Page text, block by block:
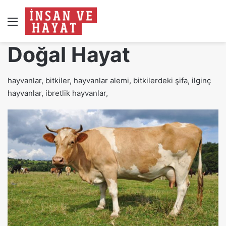
Menü
Doğal Hayat
hayvanlar, bitkiler, hayvanlar alemi, bitkilerdeki şifa, ilginç
hayvanlar, ibretlik hayvanlar,